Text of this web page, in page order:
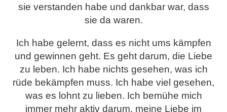
sie verstanden habe und dankbar war, dass
sie da waren.
Ich habe gelernt, dass es nicht ums kämpfen
und gewinnen geht. Es geht darum, die Liebe
zu leben. Ich habe nichts gesehen, was ich
rüde bekämpfen muss. Ich habe viel gesehen,
was es lohnt zu lieben. Ich bemühe mich
immer mehr aktiv darum, meine Liebe im